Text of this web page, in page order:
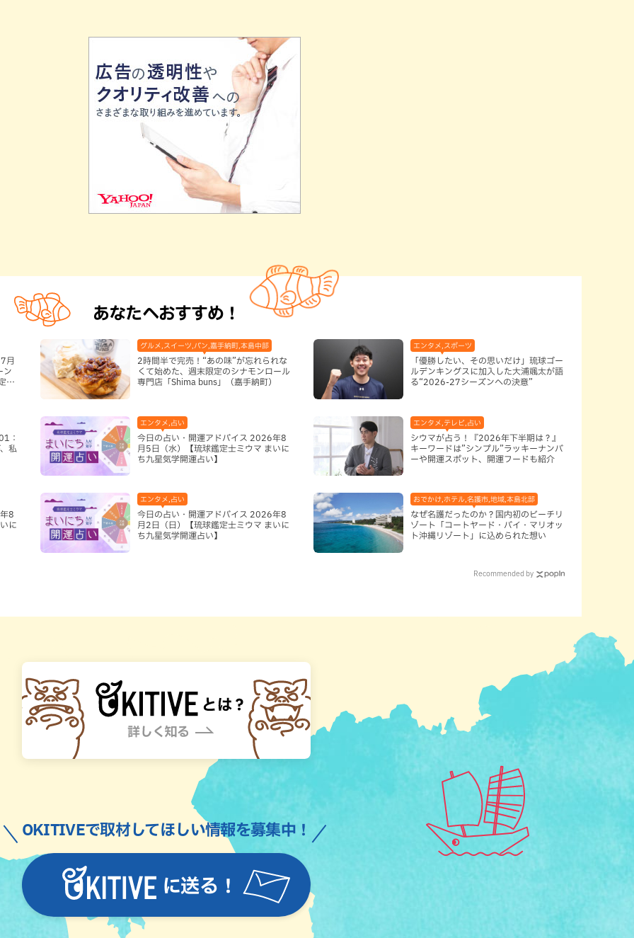
あなたへおすすめ！
月
ン
グ
グルメ,スイーツ,パン,嘉手納町,本島中部
2時間半で完売！“あの味”が忘れられな
くて始めた、週末限定のシナモンロール
専門店「Shima buns」（嘉手納町）
エンタメ,スポーツ
「優勝したい、その思いだけ」琉球ゴー
ルデンキングスに加入した大浦颯太が語
る“2026-27シーズンへの決意”
：
私
エンタメ,占い
今日の占い・開運アドバイス 2026年8
月5日（水）【琉球鑑定士ミウマ まいに
ち九星気学開運占い】
エンタメ,テレビ,占い
シウマが占う！『2026年下半期は？』
キーワードは”シンプル”ラッキーナンバ
ーや開運スポット、開運フードも紹介
8
に
エンタメ,占い
今日の占い・開運アドバイス 2026年8
月2日（日）【琉球鑑定士ミウマ まいに
ち九星気学開運占い】
おでかけ,ホテル,名護市,地域,本島北部
なぜ名護だったのか？国内初のビーチリ
ゾート「コートヤード・バイ・マリオッ
ト沖縄リゾート」に込められた想い
Recommended by
に送る！
OKITIVEで取材してほしい情報を募集中！